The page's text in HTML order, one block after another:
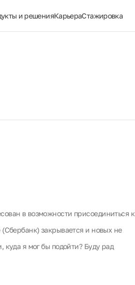
и решенияКарьераСтажировка
в возможности присоединиться к
закрывается и новых не
я мог бы подойти? Буду рад